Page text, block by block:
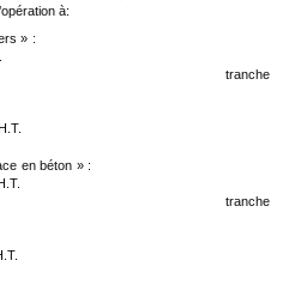
à:
» :
tranche
en béton » :
tranche